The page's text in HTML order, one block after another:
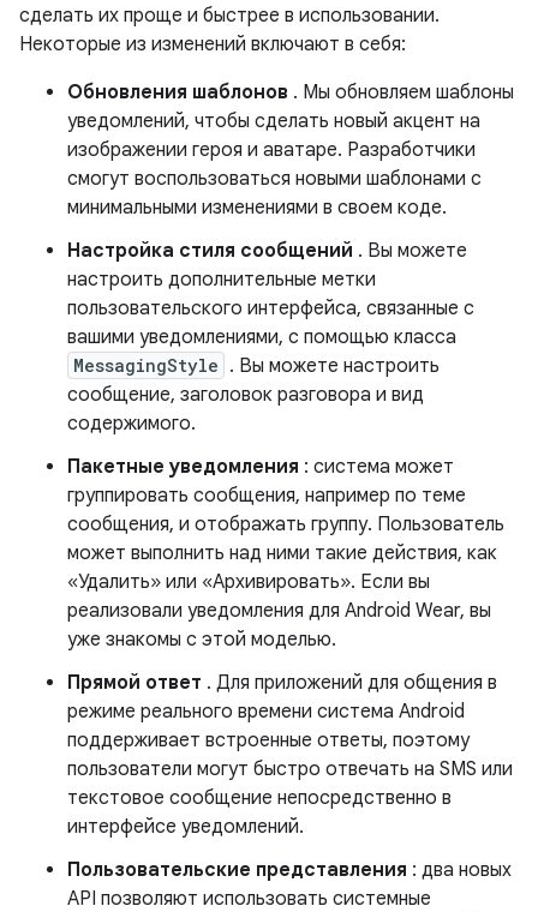
сделать их проще и быстрее в использовании.
Некоторые из изменений включают в себя:
Обновления шаблонов . Мы обновляем шаблоны
уведомлений, чтобы сделать новый акцент на
изображении героя и аватаре. Разработчики
смогут воспользоваться новыми шаблонами с
минимальными изменениями в своем коде.
Настройка стиля сообщений . Вы можете
настроить дополнительные метки
пользовательского интерфейса, связанные с
вашими уведомлениями, с помощью класса
MessagingStyle . Вы можете настроить
сообщение, заголовок разговора и вид
содержимого.
Пакетные уведомления : система может
группировать сообщения, например по теме
сообщения, и отображать группу. Пользователь
может выполнить над ними такие действия, как
«Удалить» или «Архивировать». Если вы
реализовали уведомления для Android Wear, вы
уже знакомы с этой моделью.
Прямой ответ . Для приложений для общения в
режиме реального времени система Android
поддерживает встроенные ответы, поэтому
пользователи могут быстро отвечать на SMS или
текстовое сообщение непосредственно в
интерфейсе уведомлений.
Пользовательские представления : два новых
API позволяют использовать системные